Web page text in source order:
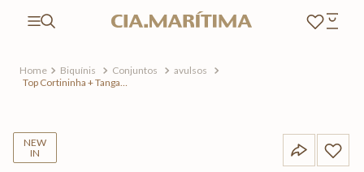
Biquínis Conjuntos
avulsos
Top Cortininha + Tanga
NEW
IN